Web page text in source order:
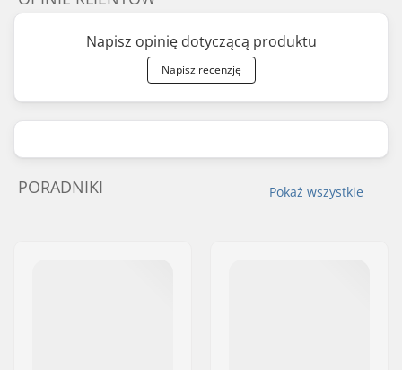
Napisz opinię dotyczącą produktu
Napisz recenzję
Pokaż wszystkie
PORADNIKI